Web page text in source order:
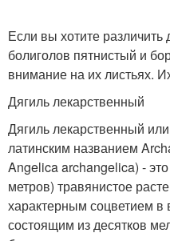
Если вы хотите различить
болиголов пятнистый и
внимание на их листьях.
Дягиль лекарственный
Дягиль лекарственный
латинским названием
Angelica archangelica) -
метров) травянистое
характерным соцветием в
состоящим из десятков